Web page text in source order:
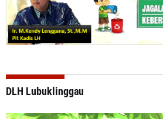
DLH Lubuklinggau